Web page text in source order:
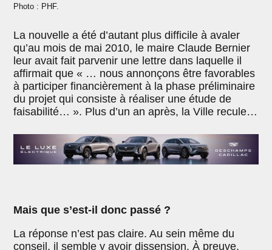
Photo : PHF.
La nouvelle a été d’autant plus difficile à avaler
qu’au mois de mai 2010, le maire Claude Bernier
leur avait fait parvenir une lettre dans laquelle il
affirmait que « … nous annonçons être favorables
à participer financièrement à la phase préliminaire
du projet qui consiste à réaliser une étude de
faisabilité… ». Plus d’un an après, la Ville recule…
Mais que s’est-il donc passé ?
La réponse n’est pas claire. Au sein même du
conseil, il semble y avoir dissension. À preuve,